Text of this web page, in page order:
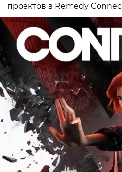
проектов в Remedy